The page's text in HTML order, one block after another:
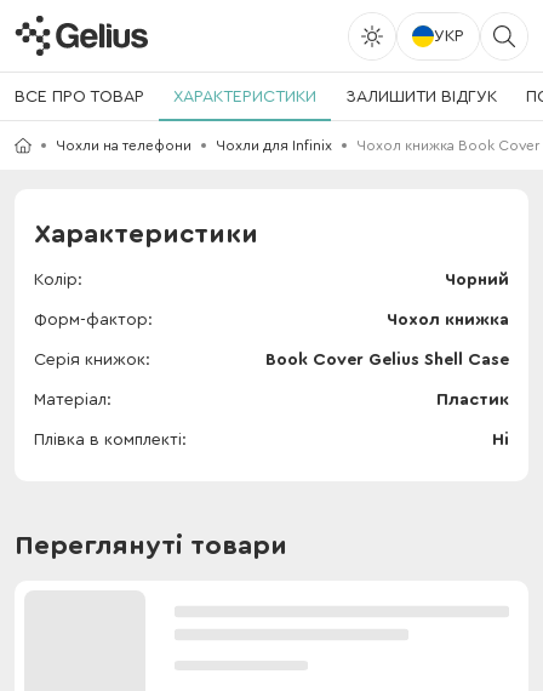
УКР
ВСЕ ПРО ТОВАР ХАРАКТЕРИСТИКИ ЗАЛИШИТИ ВІДГУК
Чохли на телефони Чохли для Infinix Чохол книжка Book Cover
Характеристики
Колір Чорний
Форм-фактор Чохол книжка
Серія книжок Book Cover Gelius Shell Case
Матеріал Пластик
Плівка в комплекті Ні
Переглянуті товари